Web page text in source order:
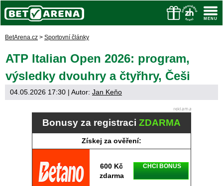
BetArena.cz > Sportovní články
ATP Italian Open 2026: program,
výsledky dvouhry a čtyřhry, Češi
04.05.2026 17:30 | Autor: Jan Keňo
Bonusy za registraci ZDARMA
Získej za ověření:
600 Kč
zdarma
CHCI BONUS